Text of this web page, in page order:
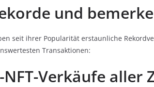
und
seit ihrer Popularität erstaunliche
Transaktionen:
NFT-Verkäufe aller